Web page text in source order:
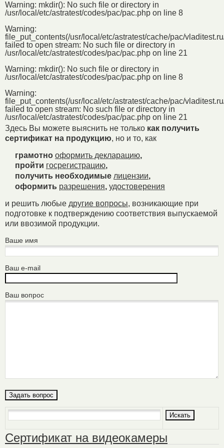
Warning: mkdir(): No such file or directory in
/usr/local/etc/astratest/codes/pac/pac.php on line 8
Warning:
file_put_contents(/usr/local/etc/astratest/cache/pac/
failed to open stream: No such file or directory in
/usr/local/etc/astratest/codes/pac/pac.php on line 21
Warning: mkdir(): No such file or directory in
/usr/local/etc/astratest/codes/pac/pac.php on line 8
Warning:
file_put_contents(/usr/local/etc/astratest/cache/pac/
failed to open stream: No such file or directory in
/usr/local/etc/astratest/codes/pac/pac.php on line 21
Здесь Вы можете выяснить не только как получить
сертификат на продукцию, но и то, как
грамотно оформить декларацию,
пройти госрегистрацию,
получить необходимые лицензии,
оформить разрешения, удостоверения
и решить любые другие вопросы, возникающие при
подготовке к подтверждению соответствия выпускаемой
или ввозимой продукции.
Ваше имя
Ваш e-mail
Ваш вопрос
Сертификат на видеокамеры